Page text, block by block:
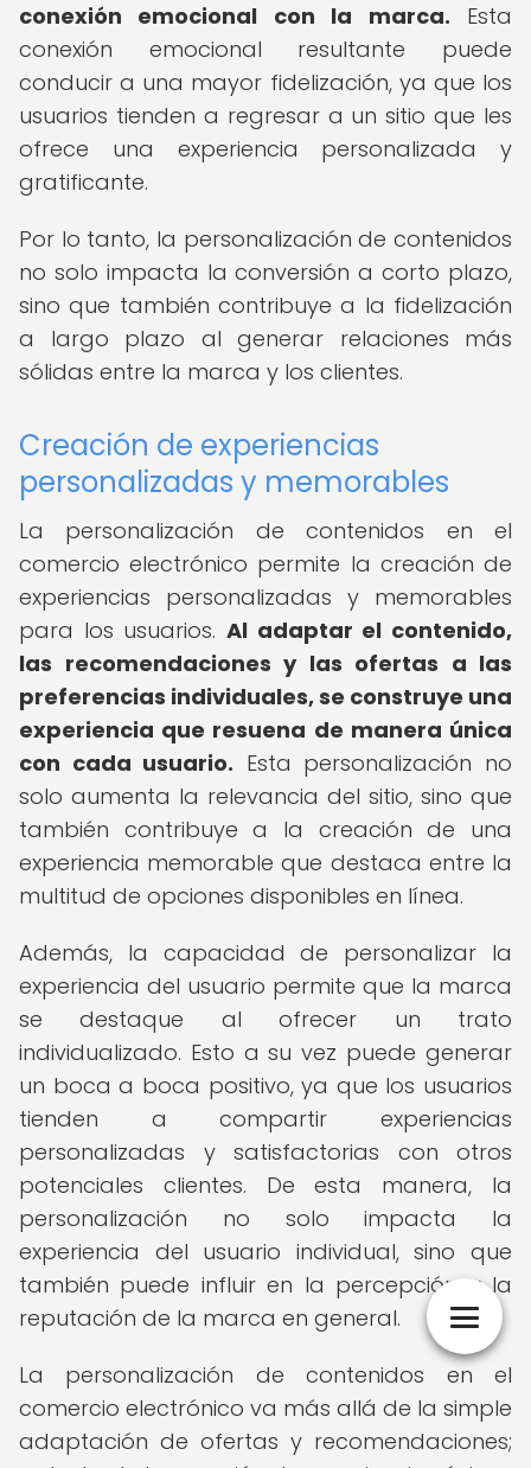
conexión emocional con la marca. Esta
conexión emocional resultante puede
conducir a una mayor fidelización, ya que los
usuarios tienden a regresar a un sitio que les
ofrece una experiencia personalizada y
gratificante.
Por lo tanto, la personalización de contenidos
no solo impacta la conversión a corto plazo,
sino que también contribuye a la fidelización
a largo plazo al generar relaciones más
sólidas entre la marca y los clientes.
Creación de experiencias
personalizadas y memorables
La personalización de contenidos en el
comercio electrónico permite la creación de
experiencias personalizadas y memorables
para los usuarios. Al adaptar el contenido,
las recomendaciones y las ofertas a las
preferencias individuales, se construye una
experiencia que resuena de manera única
con cada usuario. Esta personalización no
solo aumenta la relevancia del sitio, sino que
también contribuye a la creación de una
experiencia memorable que destaca entre la
multitud de opciones disponibles en línea.
Además, la capacidad de personalizar la
experiencia del usuario permite que la marca
se destaque al ofrecer un trato
individualizado. Esto a su vez puede generar
un boca a boca positivo, ya que los usuarios
tienden a compartir experiencias
personalizadas y satisfactorias con otros
potenciales clientes. De esta manera, la
personalización no solo impacta la
experiencia del usuario individual, sino que
también puede influir en la percepción y la
reputación de la marca en general.
La personalización de contenidos en el
comercio electrónico va más allá de la simple
adaptación de ofertas y recomendaciones;